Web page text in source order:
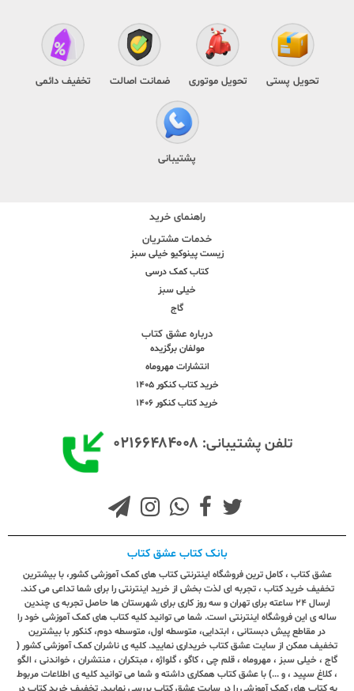
تحویل پستی تحویل موتوری ضمانت اصالت تخفیف دائمی
پشتیبانی
راهنمای خرید
خدمات مشتریان
زیست پینوکیو خیلی سبز
کتاب کمک درسی
خیلی سبز
گاج
درباره عشق کتاب
مولفان برگزیده
انتشارات مهروماه
خرید کتاب کنکور 1405
خرید کتاب کنکور 1406
تلفن پشتیبانی: ۰۲۱۶۶۴۸۴۰۰۸
بانک کتاب عشق کتاب
عشق کتاب ، کامل ترین فروشگاه اینترنتی کتاب های کمک آموزشی کشور، با بیشترین
تخفیف خرید کتاب ، تجربه ای لذت بخش از خرید اینترنتی را برای شما تداعی می کند.
ارسال ٢٤ ساعته برای تهران و سه روز کاری برای شهرستان ها حاصل تجربه ی چندین
ساله ی این فروشگاه اینترنتی است. شما می توانید کلیه کتاب های کمک آموزشی خود را
در مقاطع پیش دبستانی ، ابتدایی، متوسطه اول، متوسطه دوم، کنکور با بیشترین
تخفیف ممکن از سایت عشق کتاب خریداری نمایید. کلیه ی ناشران کمک آموزشی کشور (
گاج ، خیلی سبز ، مهروماه ، قلم چی ، کاگو ، گلواژه ، مبتکران ، منتشران ، خواندنی ، الگو
، کلاغ سپید ، و ...) با عشق کتاب همکاری داشته و شما می توانید کلیه ی اطلاعات مربوط